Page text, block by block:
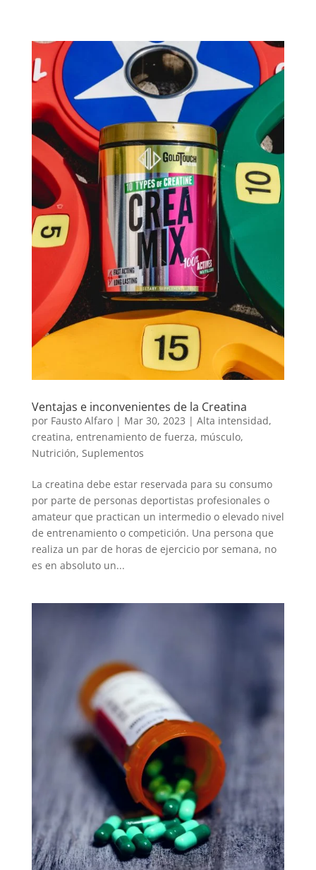
Ventajas e inconvenientes de la Creatina
por Fausto Alfaro| Mar 30, 2023 | Alta intensidad,
creatina, entrenamiento de fuerza, músculo,
Nutrición, Suplementos
La creatina debe estar reservada para su consumo
por parte de personas deportistas profesionales o
amateur que practican un intermedio o elevado nivel
de entrenamiento o competición. Una persona que
realiza un par de horas de ejercicio por semana, no
es en absoluto un...